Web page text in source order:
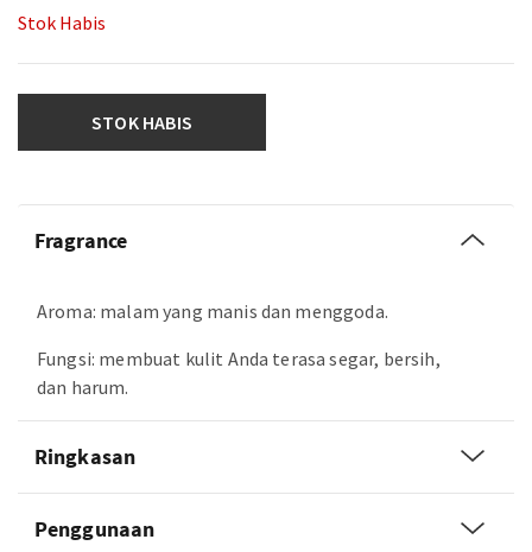
Stok Habis
STOK HABIS
Fragrance
Aroma: malam yang manis dan menggoda.
Fungsi: membuat kulit Anda terasa segar, bersih,
dan harum.
Ringkasan
Penggunaan